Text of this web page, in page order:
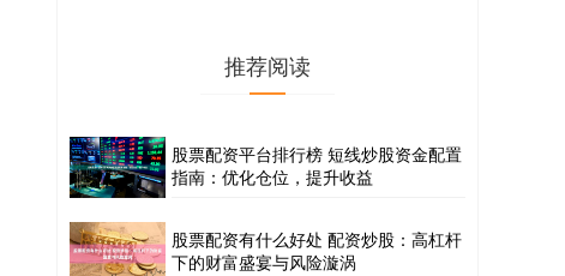
推荐阅读
股票配资平台排行榜 短线炒股资金配置
指南：优化仓位，提升收益
股票配资有什么好处 配资炒股：高杠杆
下的财富盛宴与风险漩涡